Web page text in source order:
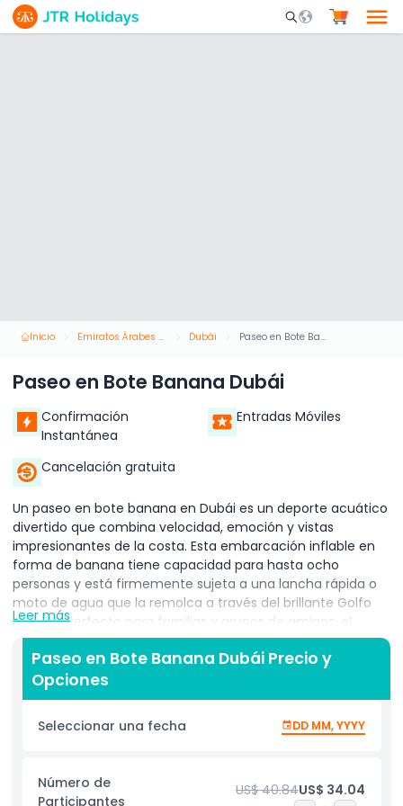
Mobile Search
Inicio Emiratos Árabes Unidos Dubái Paseo en Bote Banana Dubái
Paseo en Bote Banana Dubái
Confirmación
Instantánea
Entradas Móviles
Cancelación gratuita
Un paseo en bote banana en Dubái es un deporte acuático
divertido que combina velocidad, emoción y vistas
impresionantes de la costa. Esta embarcación inflable en
forma de banana tiene capacidad para hasta ocho
personas y está firmemente sujeta a una lancha rápida o
moto de agua que la remolca a través del brillante Golfo
Arábigo. Perfecto para familias y grupos de amigos, el
paseo promete risas, emociones y recuerdos compartidos.
La experiencia comienza con una sesión informativa de
seguridad por parte de instructores profesionales para
garantizar la comodidad y seguridad de todos los pasajeros.
Una vez listos, subirás al resistente inflable y partirás
atravesando las olas. La velocidad puede mantenerse
giros bruscos y salpicaduras para quienes buscan
adrenalina. Cada giro y salto sobre el agua añade diversión,
Leer más
Paseo en Bote Banana Dubái Precio y
Opciones
Seleccionar una fecha DD MM, YYYY
Número de
Participantes
US$ 40.84US$ 34.04